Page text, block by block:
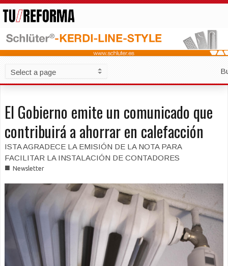
El Gobierno emite un comunicado que
contribuirá a ahorrar en calefacción
ISTA AGRADECE LA EMISIÓN DE LA NOTA PARA
FACILITAR LA INSTALACIÓN DE CONTADORES
■ Newsletter